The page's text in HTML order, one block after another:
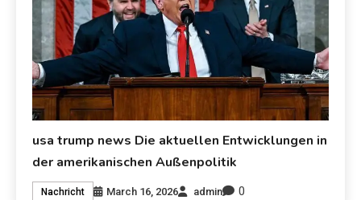
usa trump news Die aktuellen Entwicklungen in
der amerikanischen Außenpolitik
Nachricht March 16, 2026 admin 0